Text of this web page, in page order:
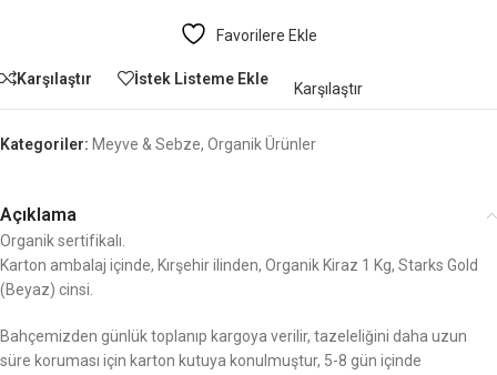
Favorilere Ekle
Karşılaştır İstek Listeme Ekle
Karşılaştır
Kategoriler: Meyve & Sebze, Organik Ürünler
Açıklama
Organik sertifikalı.
Karton ambalaj içinde, Kırşehir ilinden, Organik Kiraz 1 Kg, Starks Gold
(Beyaz) cinsi.
Bahçemizden günlük toplanıp kargoya verilir, tazeleliğini daha uzun
süre koruması için karton kutuya konulmuştur, 5-8 gün içinde